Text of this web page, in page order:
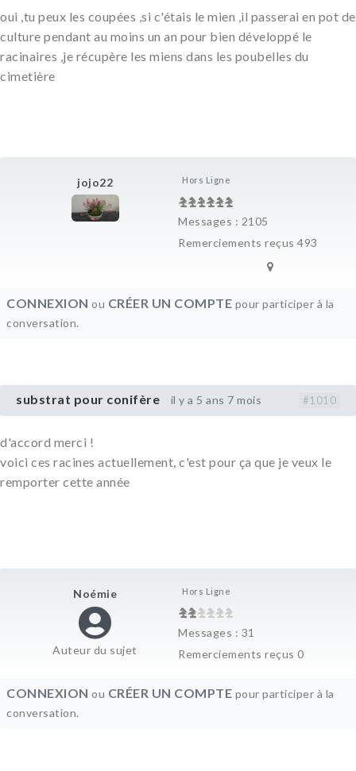
jojo22 Hors Ligne
Messages : 2105
Remerciements reçus 493
oui ,tu peux les coupées ,si c'étais le mien ,il passerai en pot de
culture pendant au moins un an pour bien développé le
racinaires ,je récupère les miens dans les poubelles du
cimetière
CONNEXION ou CRÉER UN COMPTE pour participer à la
conversation.
substrat pour conifère il y a 5 ans 7 mois #1010
Noémie
Auteur du sujet
Hors Ligne
Messages : 31
Remerciements reçus 0
d'accord merci !
voici ces racines actuellement, c'est pour ça que je veux le
remporter cette année
CONNEXION ou CRÉER UN COMPTE pour participer à la
conversation.